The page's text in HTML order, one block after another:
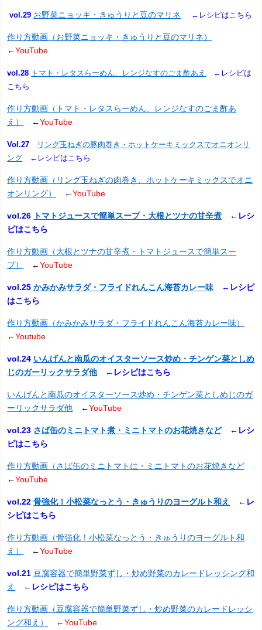
vol.29 お野菜ニョッキ・きゅうりと豆のマリネ ←レシピはこちら
作り方動画（お野菜ニョッキ・きゅうりと豆のマリネ）
←YouTube
vol.28 トマト・レタスらーめん、レンジなすのごま酢あえ
←レシピは
こちら
作り方動画（トマト・レタスらーめん、レンジなすのごま酢あ
え）
←YouTube
Vol.27
リング玉ねぎの豚肉巻き・ホットケーキミックスでオニオンリ
ング ←レシピはこちら
作り方動画（リング玉ねぎの肉巻き、ホットケーキミックスでオニ
オンリング）
←YouTube
vol.26 トマトジュースで簡単スープ・大根とツナの甘辛煮 ←レシ
ピはこちら
作り方動画（大根とツナの甘辛煮・トマトジュースで簡単スー
プ）
←YouTube
vol.25かみかみサラダ・フライドれんこん海苔カレー味←レシピ
はこちら
作り方動画（かみかみサラダ・フライドれんこん海苔カレー味）
←Youtube
vol.24 いんげんと南瓜のオイスターソース炒め・チンゲン菜としめ
じのガーリックサラダ他←レシピはこちら
いんげんと南瓜のオイスターソース炒め・チンゲン菜としめじのガ
ーリックサラダ他 ←YouTube
vol.23 さば缶のミニトマト煮・ミニトマトのお花焼きなど←レシ
ピはこちら
作り方動画（さば缶のミニトマトに・ミニトマトのお花焼きなど
←YouTube
vol.22骨強化！小松菜なっとう・きゅうりのヨーグルト和え
←レ
シピはこちら
作り方動画（骨強化！小松菜なっとう・きゅうりのヨーグルト和
え）
←YouTube
vol.21豆腐容器で簡単野菜ずし・炒め野菜のカレードレッシング和
え
← レシピはこちら
作り方動画（豆腐容器で簡単野菜ずし・炒め野菜のカレードレッシ
ング和え）
←YouTube